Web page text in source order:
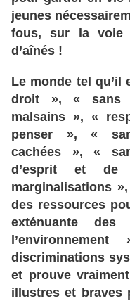
jeunes
fous, sur la voie
d’aînés !
Le monde tel qu’il
droit », « sans
malsains », «
penser », «
cachées », «
d ’esprit et de
marginalisations
des ressources
exténuante
des
l’environnement
discriminations
et prouve vraiment
illustres et braves